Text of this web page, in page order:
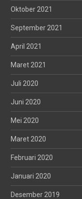
Oktober 2021
September 2021
April 2021
Maret 2021
Juli 2020
Juni 2020
Mei 2020
Maret 2020
Februari 2020
Januari 2020
Desember 2019